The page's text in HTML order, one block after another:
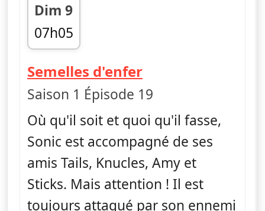
Dim 9
07h05
fin 07h15
Semelles d'enfer— Sonic Boom
Saison 1 Épisode 19
Où qu'il soit et quoi qu'il fasse,
Sonic est accompagné de ses
amis Tails, Knucles, Amy et
Sticks. Mais attention ! Il est
toujours attaqué par son ennemi